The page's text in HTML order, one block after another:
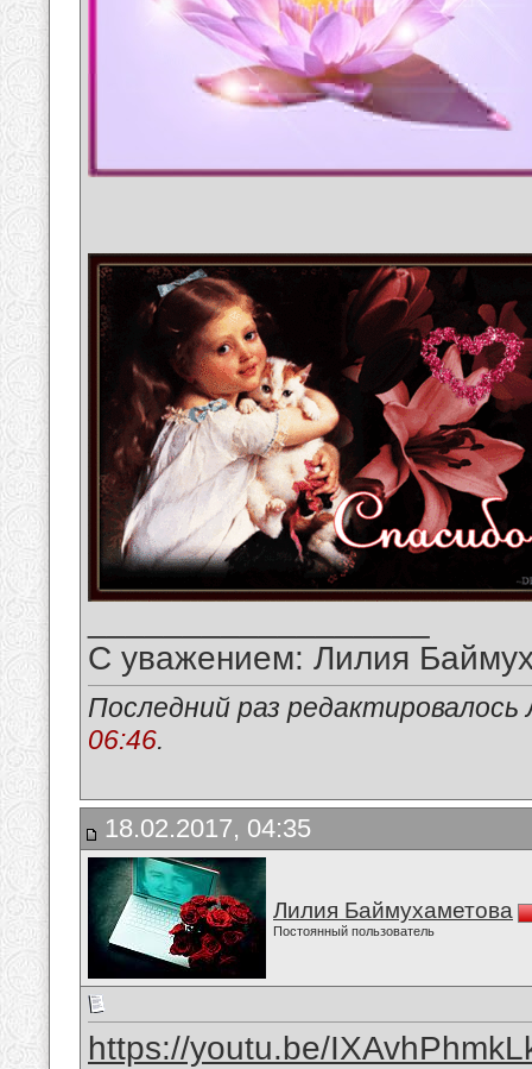
С уважением: Лилия
Последний раз
06:46.
18.02.2017, 04:35
Лилия Баймухаметова
Постоянный пользователь
https://youtu.be/